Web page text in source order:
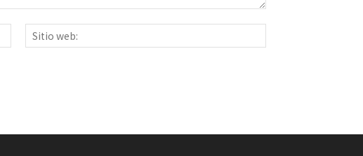
Correo
electrónico:*
web: